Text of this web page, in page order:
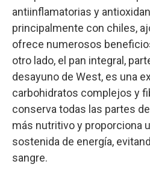
antiinflamatorias y
principalmente con chiles,
ofrece numerosos
otro lado, el pan integral,
desayuno de West, es una
carbohidratos complejos y
conserva todas las partes
más nutritivo y proporciona
sostenida de energía,
sangre.